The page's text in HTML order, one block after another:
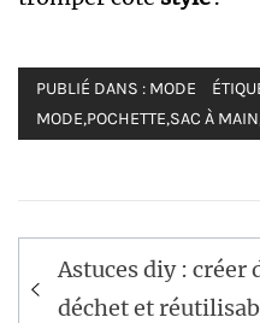
PUBLIÉ DANS : MODE
MODE,POCHETTE,SAC À MAIN
Navigation
de
Astuces diy : créer
déchet et